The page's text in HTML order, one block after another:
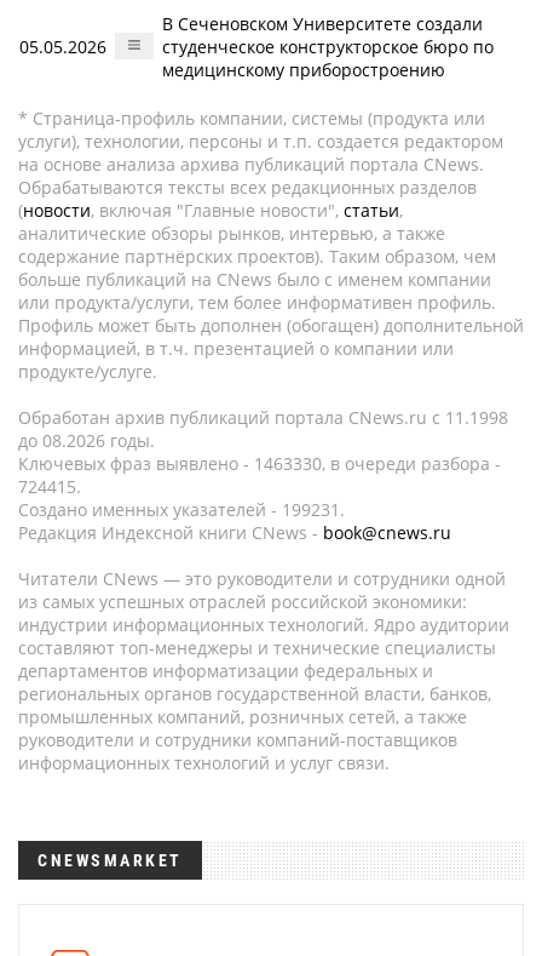
05.05.2026
В Сеченовском Университете создали
студенческое конструкторское бюро по
медицинскому приборостроению
* Страница-профиль компании, системы (продукта или
услуги), технологии, персоны и т.п. создается редактором
на основе анализа архива публикаций портала CNews.
Обрабатываются тексты всех редакционных разделов
(новости, включая "Главные новости", статьи,
аналитические обзоры рынков, интервью, а также
содержание партнёрских проектов). Таким образом, чем
больше публикаций на CNews было с именем компании
или продукта/услуги, тем более информативен профиль.
Профиль может быть дополнен (обогащен) дополнительной
информацией, в т.ч. презентацией о компании или
продукте/услуге.
Обработан архив публикаций портала CNews.ru c 11.1998
до 08.2026 годы.
Ключевых фраз выявлено - 1463330, в очереди разбора -
724415.
Создано именных указателей - 199231.
Редакция Индексной книги CNews - book@cnews.ru
Читатели CNews — это руководители и сотрудники одной
из самых успешных отраслей российской экономики:
индустрии информационных технологий. Ядро аудитории
составляют топ-менеджеры и технические специалисты
департаментов информатизации федеральных и
региональных органов государственной власти, банков,
промышленных компаний, розничных сетей, а также
руководители и сотрудники компаний-поставщиков
информационных технологий и услуг связи.
CNEWSMARKET